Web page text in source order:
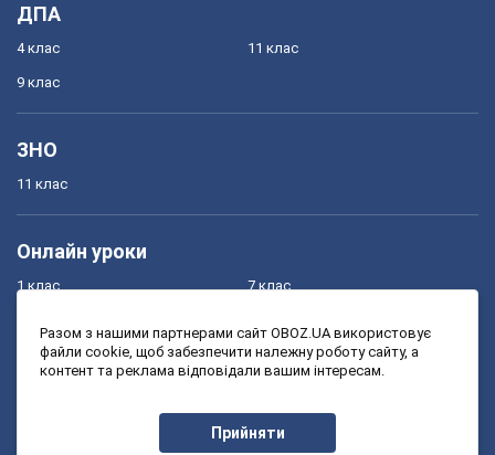
ДПА
4 клас
9 клас
11 клас
ЗНО
11 клас
Онлайн уроки
1 клас
3 клас
7 клас
9 клас
Разом з нашими партнерами сайт OBOZ.UA використовує
файли cookie, щоб забезпечити належну роботу сайту, а
контент та реклама відповідали вашим інтересам.
Прийняти